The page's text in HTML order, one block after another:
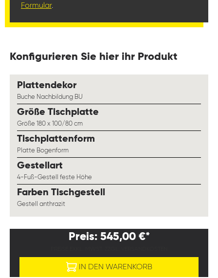
Formular.
Konfigurieren Sie hier ihr Produkt
Plattendekorauswählen
Buche Nachbildung BU
Größe Tischplatte
Größe 180 x 100/80 cm
Tischplattenform
Platte Bogenform
Gestellart
4-Fuß-Gestell feste Höhe
Farben Tischgestell
Gestell anthrazit
Preis: 545,00 €*
IN DEN WARENKORB